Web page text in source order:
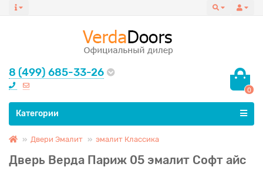
8 (499) 685-33-26
0
Все категории
Категории
Двери Эмалит эмалит Классика
Дверь Верда Париж 05 эмалит Софт айс